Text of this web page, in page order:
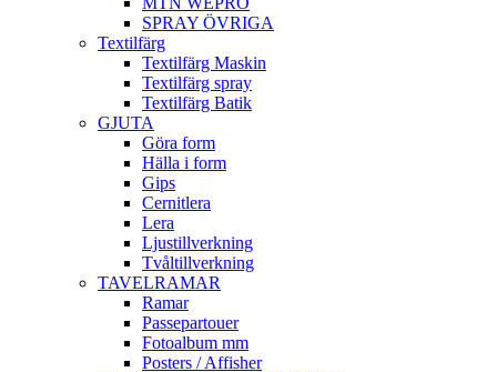
SPRAY ÖVRIGA
Textilfärg
Textilfärg Maskin
Textilfärg spray
Textilfärg Batik
GJUTA
Göra form
Hälla i form
Gips
Cernitlera
Lera
Ljustillverkning
Tvåltillverkning
TAVELRAMAR
Ramar
Passepartouer
Fotoalbum mm
Posters / Affisher